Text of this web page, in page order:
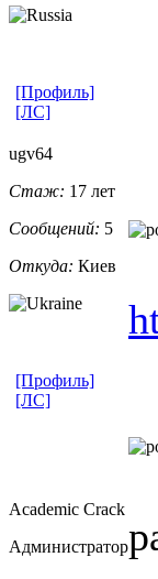
[Профиль]
[ЛС]
ugv64
Стаж: 17 лет
Сообщений: 5
Откуда: Киев
[Профиль]
[ЛС]
Academic Crack
Администратор